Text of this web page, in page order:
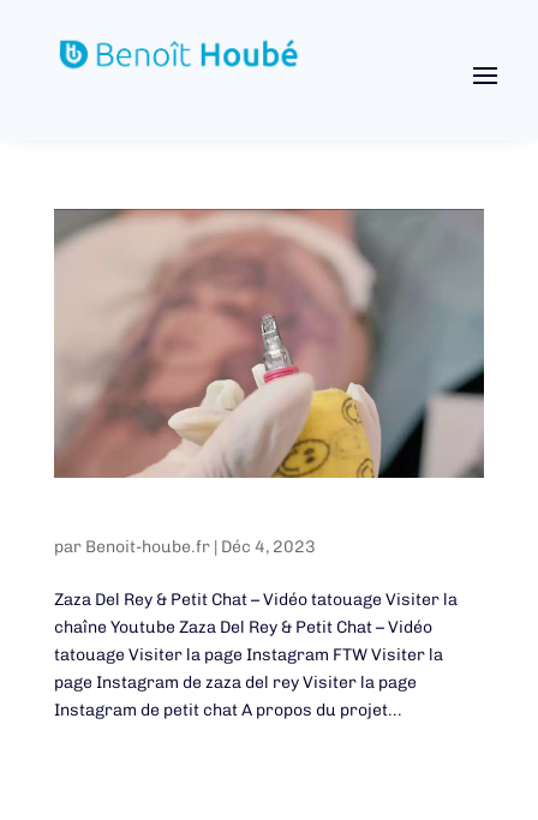
par Benoit-hoube.fr| Déc 4, 2023
Zaza Del Rey & Petit Chat – Vidéo tatouage Visiter la
chaîne Youtube Zaza Del Rey & Petit Chat – Vidéo
tatouage Visiter la page Instagram FTW Visiter la
page Instagram de zaza del rey Visiter la page
Instagram de petit chat A propos du projet...